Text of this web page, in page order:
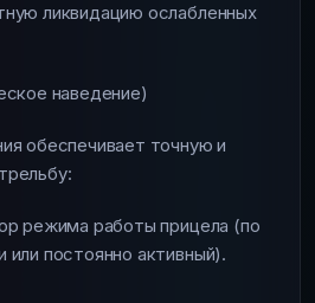
ликвидацию ослабленных
наведение)
обеспечивает точную и
режима работы прицела (по
постоянно активный).